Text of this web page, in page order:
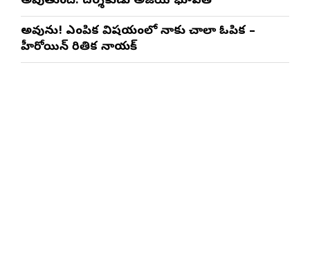
అవును! ఎంపిక విషయంలో నాకు చాలా ఓపిక –
హీరోయిన్ రితిక నాయక్